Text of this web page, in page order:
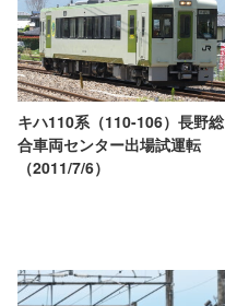
キハ110系（110-106）長野総
合車両センター出場試運転
（2011/7/6）